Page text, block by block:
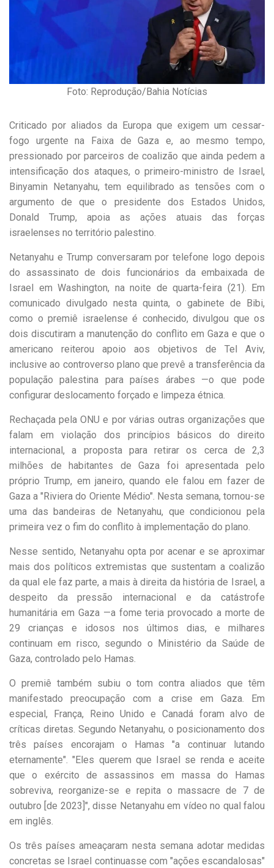
Foto: Reprodução/Bahia Notícias
Criticado por aliados da Europa que exigem um cessar-
fogo urgente na Faixa de Gaza e, ao mesmo tempo,
pressionado por parceiros de coalizão que ainda pedem a
intensificação dos ataques, o primeiro-ministro de Israel,
Binyamin Netanyahu, tem equilibrado as tensões com o
argumento de que o presidente dos Estados Unidos,
Donald Trump, apoia as ações atuais das forças
israelenses no território palestino.
Netanyahu e Trump conversaram por telefone logo depois
do assassinato de dois funcionários da embaixada de
Israel em Washington, na noite de quarta-feira (21). Em
comunicado divulgado nesta quinta, o gabinete de Bibi,
como o premiê israelense é conhecido, divulgou que os
dois discutiram a manutenção do conflito em Gaza e que o
americano reiterou apoio aos objetivos de Tel Aviv,
inclusive ao controverso plano que prevê a transferência da
população palestina para países árabes —o que pode
configurar deslocamento forçado e limpeza étnica.
Rechaçada pela ONU e por várias outras organizações que
falam em violação dos princípios básicos do direito
internacional, a proposta para retirar os cerca de 2,3
milhões de habitantes de Gaza foi apresentada pelo
próprio Trump, em janeiro, quando ele falou em fazer de
Gaza a "Riviera do Oriente Médio". Nesta semana, tornou-se
uma das bandeiras de Netanyahu, que condicionou pela
primeira vez o fim do conflito à implementação do plano.
Nesse sentido, Netanyahu opta por acenar e se aproximar
mais dos políticos extremistas que sustentam a coalizão
da qual ele faz parte, a mais à direita da história de Israel, a
despeito da pressão internacional e da catástrofe
humanitária em Gaza —a fome teria provocado a morte de
29 crianças e idosos nos últimos dias, e milhares
continuam em risco, segundo o Ministério da Saúde de
Gaza, controlado pelo Hamas.
O premiê também subiu o tom contra aliados que têm
manifestado preocupação com a crise em Gaza. Em
especial, França, Reino Unido e Canadá foram alvo de
críticas diretas. Segundo Netanyahu, o posicionamento dos
três países encorajam o Hamas "a continuar lutando
eternamente". "Eles querem que Israel se renda e aceite
que o exército de assassinos em massa do Hamas
sobreviva, reorganize-se e repita o massacre de 7 de
outubro [de 2023]", disse Netanyahu em vídeo no qual falou
em inglês.
Os três países ameaçaram nesta semana adotar medidas
concretas se Israel continuasse com "ações escandalosas"